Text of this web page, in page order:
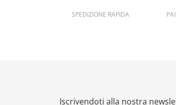
SPEDIZIONE RAPIDA
Iscrivendoti alla nostra